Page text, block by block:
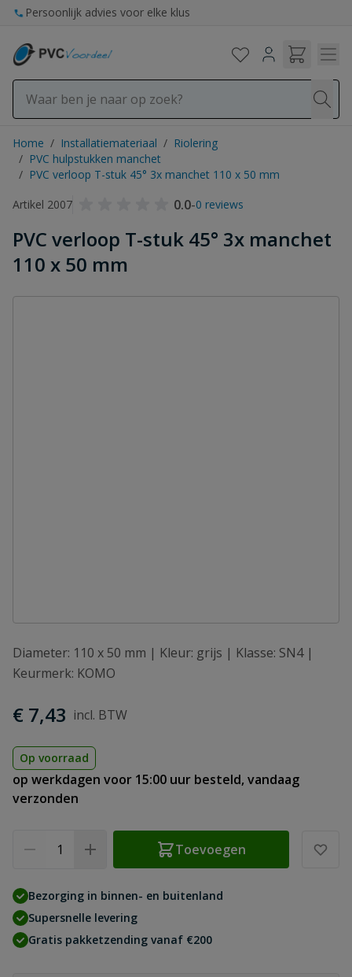
Ga naar de inhoud
Persoonlijk advies voor elke klus
Home / Installatiemateriaal / Riolering
/ PVC hulpstukken manchet
/ PVC verloop T-stuk 45° 3x manchet 110 x 50 mm
Artikel 2007
0.0-0 reviews
PVC verloop T-stuk 45° 3x manchet
110 x 50 mm
Diameter: 110 x 50 mm | Kleur: grijs | Klasse: SN4 |
Keurmerk: KOMO
€ 7,43
Op voorraad
op werkdagen voor 15:00 uur besteld, vandaag
verzonden
Toevoegen
Bezorging in binnen- en buitenland
Supersnelle levering
Gratis pakketzending vanaf €200